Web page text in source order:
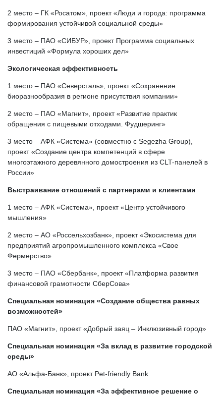
2 место – ГК «Росатом», проект «Люди и города: программа
формирования устойчивой социальной среды»
3 место – ПАО «СИБУР», проект Программа социальных
инвестиций «Формула хороших дел»
Экологическая эффективность
1 место – ПАО «Северсталь», проект «Сохранение
биоразнообразия в регионе присутствия компании»
2 место – ПАО «Магнит», проект «Развитие практик
обращения с пищевыми отходами. Фудшеринг»
3 место – АФК «Система» (совместно с Segezha Group),
проект «Создание центра компетенций в сфере
многоэтажного деревянного домостроения из CLT-панелей в
России»
Выстраивание отношений с партнерами и клиентами
1 место – АФК «Система», проект «Центр устойчивого
мышления»
2 место – АО «Россельхозбанк», проект «Экосистема для
предприятий агропромышленного комплекса «Свое
Фермерство»
3 место – ПАО «Сбербанк», проект «Платформа развития
финансовой грамотности СберСова»
Специальная номинация «Создание общества равных
возможностей»
ПАО «Магнит», проект «Добрый заяц – Инклюзивный город»
Специальная номинация «За вклад в развитие городской
среды»
АО «Альфа-Банк», проект Pet-friendly Bank
Специальная номинация «За эффективное решение о